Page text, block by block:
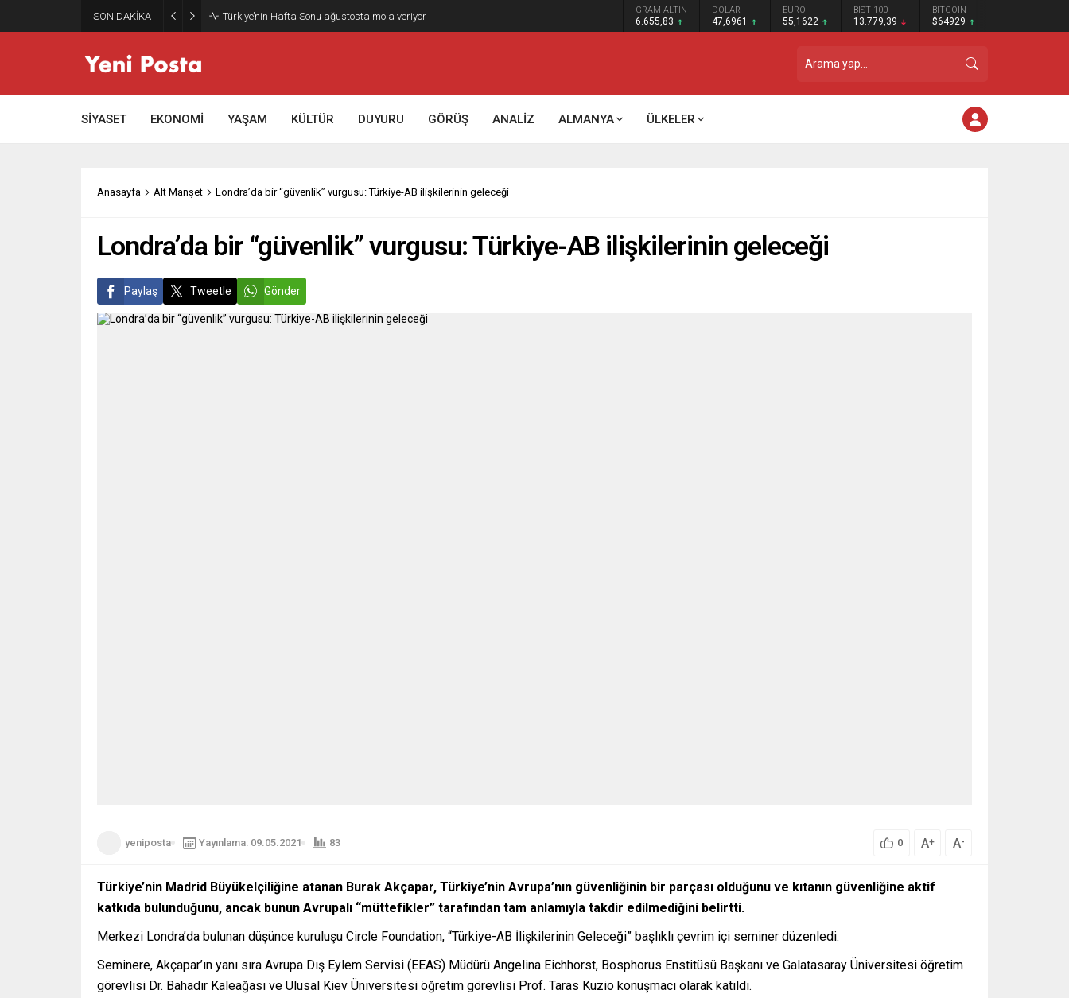
SON DAKİKA Türkiye’nin Hafta Sonu ağustosta mola veriyor GRAM ALTIN
6.655,83
DOLAR
47,6961
EURO
55,1622
BIST 100
13.779,39
BITCOIN
$64929
SİYASET EKONOMİ YAŞAM KÜLTÜR DUYURU GÖRÜŞ ANALİZ ALMANYA ÜLKELER
Anasayfa Alt Manşet Londra’da bir “güvenlik” vurgusu: Türkiye-AB ilişkilerinin geleceği
Londra’da bir “güvenlik” vurgusu: Türkiye-AB ilişkilerinin geleceği
Paylaş Tweetle Gönder
yeniposta Yayınlama: 09.05.2021 83 0 A+ A-
Türkiye’nin Madrid Büyükelçiliğine atanan Burak Akçapar, Türkiye’nin Avrupa’nın güvenliğinin bir parçası olduğunu ve kıtanın güvenliğine aktif
katkıda bulunduğunu, ancak bunun Avrupalı “müttefikler” tarafından tam anlamıyla takdir edilmediğini belirtti.
Merkezi Londra’da bulunan düşünce kuruluşu Circle Foundation, “Türkiye-AB İlişkilerinin Geleceği” başlıklı çevrim içi seminer düzenledi.
Seminere, Akçapar’ın yanı sıra Avrupa Dış Eylem Servisi (EEAS) Müdürü Angelina Eichhorst​​​​​​​, Bosphorus Enstitüsü Başkanı ve Galatasaray Üniversitesi öğretim
görevlisi Dr. Bahadır Kaleağası ve Ulusal Kiev Üniversitesi öğretim görevlisi Prof. Taras Kuzio konuşmacı olarak katıldı.